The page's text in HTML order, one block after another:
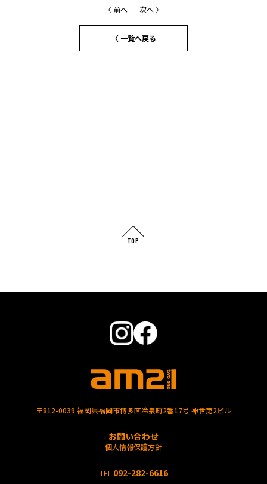
〈 前へ 次へ 〉
〈 一覧へ戻る
TOP
〒812-0039 福岡県福岡市博多区冷泉町2番17号 神世第2ビル
お問い合わせ
個人情報保護方針
TEL 092-282-6616